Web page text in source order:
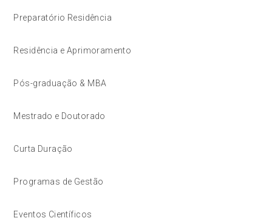
Preparatório Residência
Residência e Aprimoramento
Pós-graduação & MBA
Mestrado e Doutorado
Curta Duração
Programas de Gestão
Eventos Científicos